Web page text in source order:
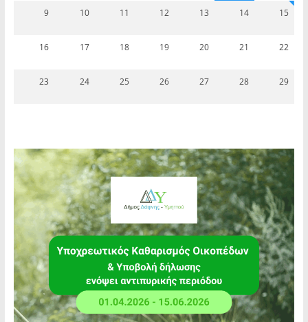
9 10 11 12 13 14 15
16 17 18 19 20 21 22
23 24 25 26 27 28 29